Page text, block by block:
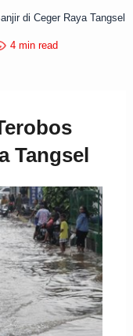
di Ceger Raya Tangsel
4 min read
Tangsel